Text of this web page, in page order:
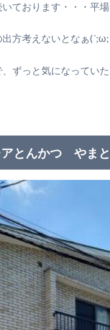
ております・・・平
方考えないとなぁ
ずっと気になってい
アとんかつ やま